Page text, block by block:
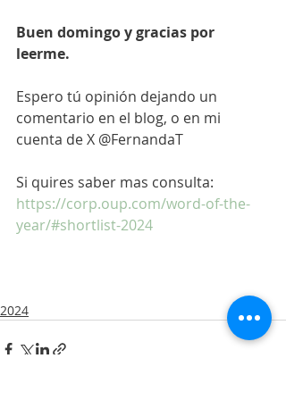
Buen domingo y gracias por
leerme.
Espero tú opinión dejando un
comentario en el blog, o en mi
cuenta de X @FernandaT
Si quires saber mas consulta:
https://corp.oup.com/word-of-the-
year/#shortlist-2024
2024